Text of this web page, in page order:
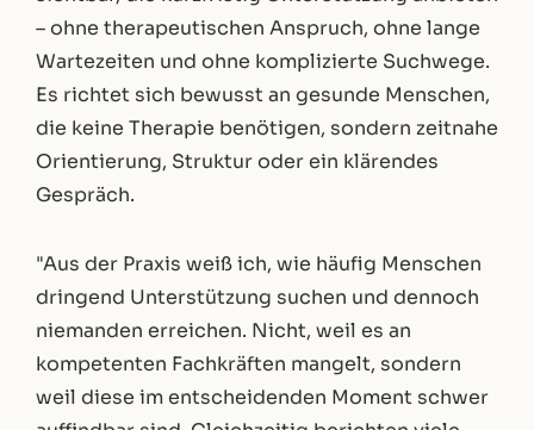
– ohne therapeutischen Anspruch, ohne lange
Wartezeiten und ohne komplizierte Suchwege.
Es richtet sich bewusst an gesunde Menschen,
die keine Therapie benötigen, sondern zeitnahe
Orientierung, Struktur oder ein klärendes
Gespräch.
"Aus der Praxis weiß ich, wie häufig Menschen
dringend Unterstützung suchen und dennoch
niemanden erreichen. Nicht, weil es an
kompetenten Fachkräften mangelt, sondern
weil diese im entscheidenden Moment schwer